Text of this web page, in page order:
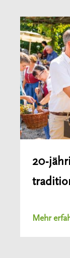
20-
Mehr